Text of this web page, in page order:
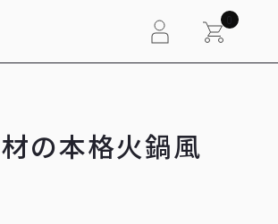
の本格火鍋風